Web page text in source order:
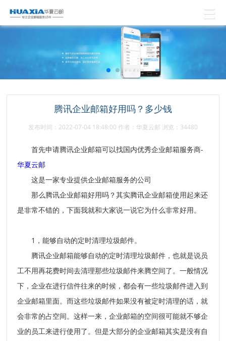
腾讯企业邮箱好用吗？多少钱
发布时间：2022-07-04 18:48:00 作者：华夏云邮 浏览：34480
首先申请腾讯企业邮箱可以找国内优秀企业邮箱服务商-
华夏云邮
这是一家专业提供企业邮箱服务的公司
那么腾讯企业邮箱好用吗？其实腾讯企业邮箱使用起来还
是非常不错的，下面我就和大家说一说它为什么非常好用。
1 ，能够自动的定时清理垃圾邮件。
腾讯企业邮箱能够自动的定时清理垃圾邮件，也就是说员
工不用再花费时间去清理那些垃圾邮件来腾空间了。一般情况
下，企业在进行信件往来的时候，都会有一些垃圾邮件进入到
企业邮箱里面。而这些垃圾邮件如果没有被定时清理的话，就
会非常的占空间。这样一来，企业邮箱的空间很可能就不够企
业的员工来进行使用了。但是大部分的企业邮箱其实是没有自